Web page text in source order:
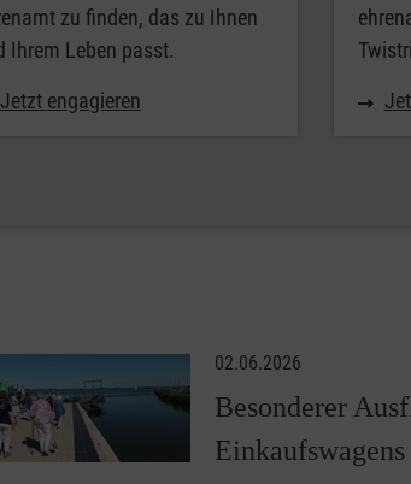
zu finden, das zu Ihnen
Ihrem Leben passt.
Jetzt engagieren
02.06.2026
Besonderer